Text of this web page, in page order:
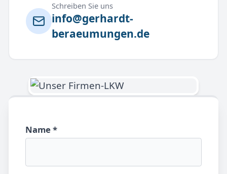
Schreiben Sie uns
info@gerhardt-
beraeumungen.de
Name *